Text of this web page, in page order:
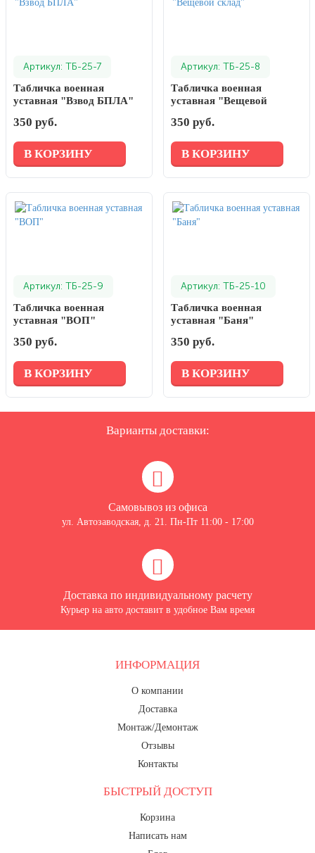
Артикул: ТБ-25-7
Табличка военная
уставная "Взвод БПЛА"
350 руб.
В КОРЗИНУ
Артикул: ТБ-25-8
Табличка военная
уставная "Вещевой
350 руб.
В КОРЗИНУ
Артикул: ТБ-25-9
Табличка военная
уставная "ВОП"
350 руб.
В КОРЗИНУ
Артикул: ТБ-25-10
Табличка военная
уставная "Баня"
350 руб.
В КОРЗИНУ
Варианты доставки:
Самовывоз из офиса
ул. Автозаводская, д. 21. Пн-Пт 11:00 - 17:00
Доставка по индивидуальному расчету
Курьер на авто доставит в удобное Вам время
ИНФОРМАЦИЯ
О компании
Доставка
Монтаж/Демонтаж
Отзывы
Контакты
БЫСТРЫЙ ДОСТУП
Корзина
Написать нам